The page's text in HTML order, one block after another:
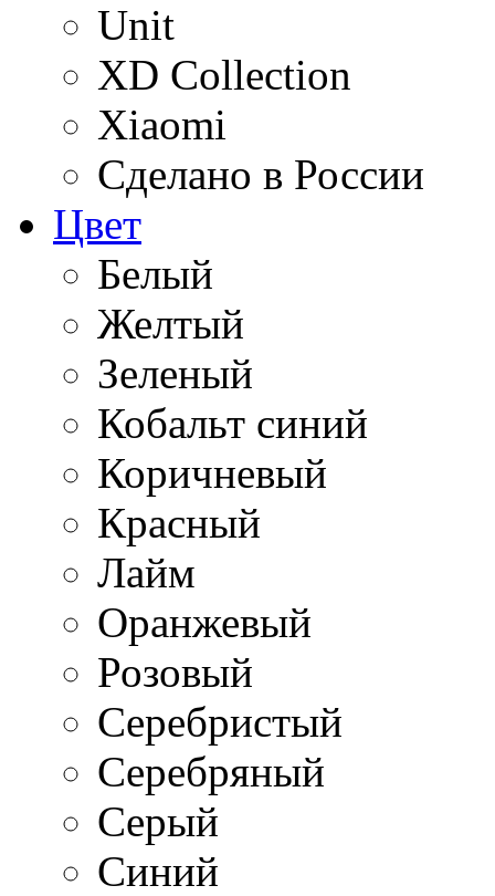
Unit
XD Collection
Xiaomi
Сделано в России
Цвет
Белый
Желтый
Зеленый
Кобальт синий
Коричневый
Красный
Лайм
Оранжевый
Розовый
Серебристый
Серебряный
Серый
Синий